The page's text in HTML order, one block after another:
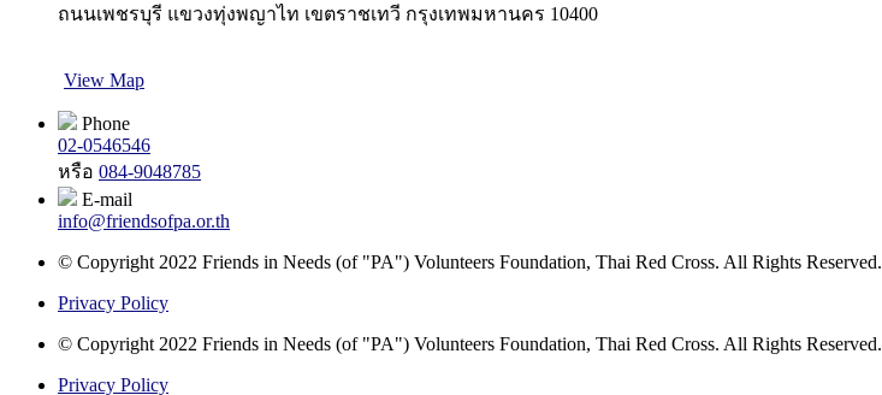
ถนนเพชรบุรี แขวงทุ่งพญาไท เขตราชเทวี กรุงเทพมหานคร 10400
View Map
Phone
02-0546546
หรือ 084-9048785
E-mail
info@friendsofpa.or.th
© Copyright 2022 Friends in Needs (of "PA") Volunteers Foundation, Thai Red Cross. All Rights Reserved.
Privacy Policy
© Copyright 2022 Friends in Needs (of "PA") Volunteers Foundation, Thai Red Cross. All Rights Reserved.
Privacy Policy